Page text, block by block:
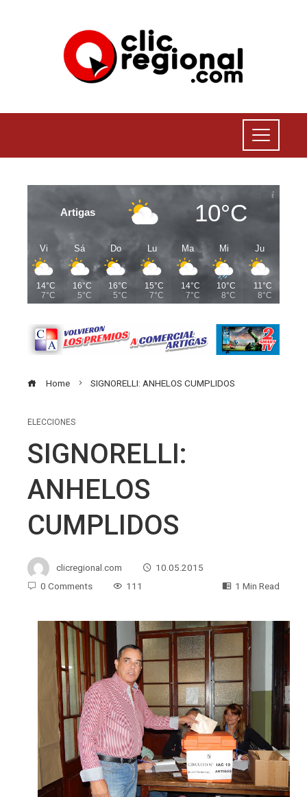
Artigas 10°C
Vi
14°C
7°C
Sá
16°C
5°C
Do
16°C
5°C
Lu
15°C
7°C
Ma
14°C
7°C
Mi
10°C
8°C
Ju
11°C
8°C
Home SIGNORELLI: ANHELOS CUMPLIDOS
ELECCIONES
SIGNORELLI:
ANHELOS
CUMPLIDOS
clicregional.com
10.05.2015
0 Comments
111 1 Min Read